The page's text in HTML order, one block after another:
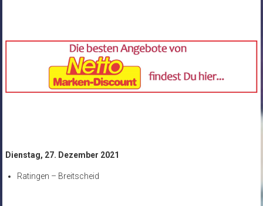
Dienstag, 27. Dezember 2021
Ratingen – Breitscheid